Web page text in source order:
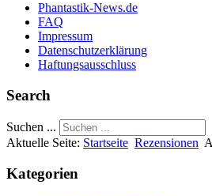
Phantastik-News.de
FAQ
Impressum
Datenschutzerklärung
Haftungsausschluss
Search
Suchen ...
Aktuelle Seite: Startseite Rezensionen
Kategorien